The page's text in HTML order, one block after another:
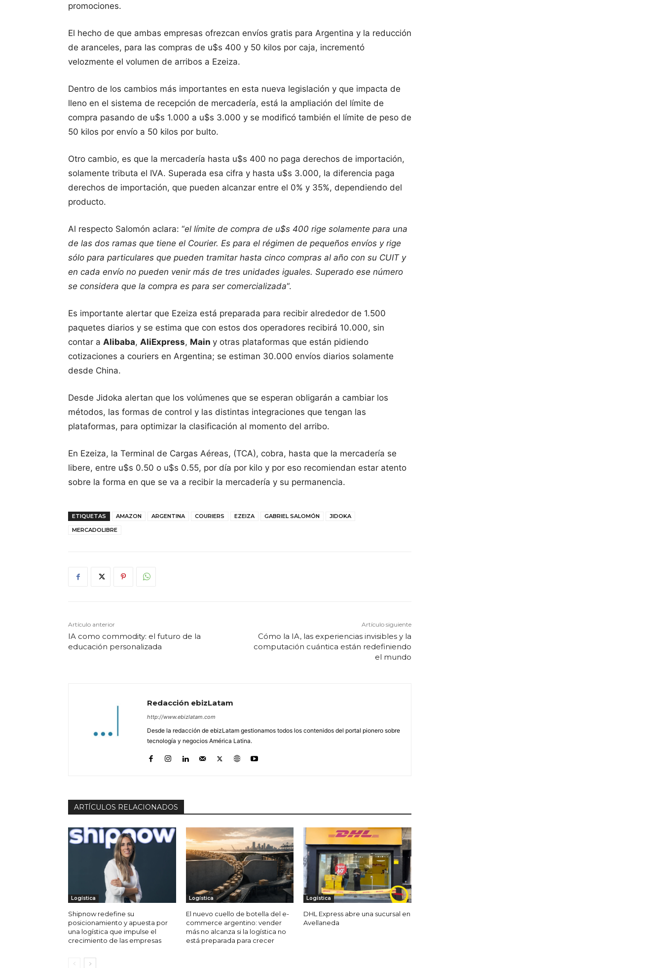
promociones.
El hecho de que ambas empresas ofrezcan envíos gratis para Argentina y la reducción
de aranceles, para las compras de u$s 400 y 50 kilos por caja, incrementó
velozmente el volumen de arribos a Ezeiza.
Dentro de los cambios más importantes en esta nueva legislación y que impacta de
lleno en el sistema de recepción de mercadería, está la ampliación del límite de
compra pasando de u$s 1.000 a u$s 3.000 y se modificó también el límite de peso de
50 kilos por envío a 50 kilos por bulto.
Otro cambio, es que la mercadería hasta u$s 400 no paga derechos de importación,
solamente tributa el IVA. Superada esa cifra y hasta u$s 3.000, la diferencia paga
derechos de importación, que pueden alcanzar entre el 0% y 35%, dependiendo del
producto.
Al respecto Salomón aclara: “el límite de compra de u$s 400 rige solamente para una
de las dos ramas que tiene el Courier. Es para el régimen de pequeños envíos y rige
sólo para particulares que pueden tramitar hasta cinco compras al año con su CUIT y
en cada envío no pueden venir más de tres unidades iguales. Superado ese número
se considera que la compra es para ser comercializada“.
Es importante alertar que Ezeiza está preparada para recibir alrededor de 1.500
paquetes diarios y se estima que con estos dos operadores recibirá 10.000, sin
contar a Alibaba, AliExpress, Main y otras plataformas que están pidiendo
cotizaciones a couriers en Argentina; se estiman 30.000 envíos diarios solamente
desde China.
Desde Jidoka alertan que los volúmenes que se esperan obligarán a cambiar los
métodos, las formas de control y las distintas integraciones que tengan las
plataformas, para optimizar la clasificación al momento del arribo.
En Ezeiza, la Terminal de Cargas Aéreas, (TCA), cobra, hasta que la mercadería se
libere, entre u$s 0.50 o u$s 0.55, por día por kilo y por eso recomiendan estar atento
sobre la forma en que se va a recibir la mercadería y su permanencia.
ETIQUETAS AMAZON ARGENTINA COURIERS EZEIZA GABRIEL SALOMÓN
JIDOKA
MERCADOLIBRE
Artículo anterior
IA como commodity: el futuro de la
educación personalizada
Artículo siguiente
Cómo la IA, las experiencias invisibles y la
computación cuántica están redefiniendo
el mundo
Redacción ebizLatam
http://www.ebizlatam.com
Desde la redacción de ebizLatam gestionamos todos los contenidos del portal pionero sobre
tecnología y negocios América Latina.
ARTÍCULOS RELACIONADOS
Logística
Shipnow redefine su
posicionamiento y apuesta por
una logística que impulse el
crecimiento de las empresas
Logística
El nuevo cuello de botella del e-
commerce argentino: vender
más no alcanza si la logística no
está preparada para crecer
Logística
DHL Express abre una sucursal en
Avellaneda